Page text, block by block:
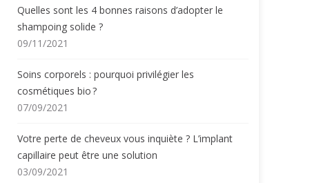
Quelles sont les 4 bonnes raisons d’adopter le
shampoing solide ?
09/11/2021
Soins corporels : pourquoi privilégier les
cosmétiques bio ?
07/09/2021
Votre perte de cheveux vous inquiète ? L’implant
capillaire peut être une solution
03/09/2021